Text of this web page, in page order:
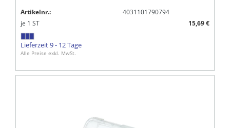
Artikelnr.:
4031101790794
je 1 ST 15,69 €
Lieferzeit 9 - 12 Tage
Alle Preise exkl. MwSt.